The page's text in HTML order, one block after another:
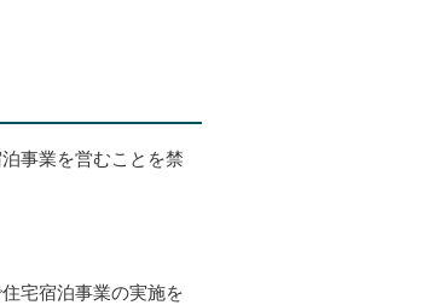
事業を営むことを禁
宅宿泊事業の実施を